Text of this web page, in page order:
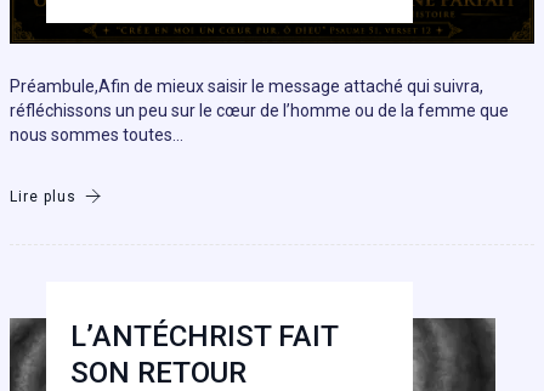
Préambule,Afin de mieux saisir le message attaché qui suivra,
réfléchissons un peu sur le cœur de l’homme ou de la femme que
nous sommes toutes…
Lire plus
L’ANTÉCHRIST FAIT
SON RETOUR